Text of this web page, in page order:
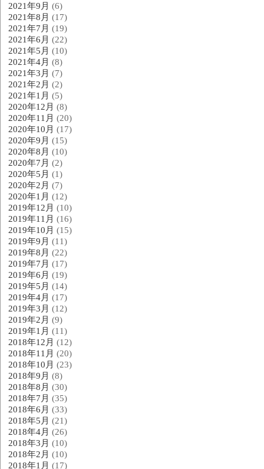
2021年9月 (6)
2021年8月 (17)
2021年7月 (19)
2021年6月 (22)
2021年5月 (10)
2021年4月 (8)
2021年3月 (7)
2021年2月 (2)
2021年1月 (5)
2020年12月 (8)
2020年11月 (20)
2020年10月 (17)
2020年9月 (15)
2020年8月 (10)
2020年7月 (2)
2020年5月 (1)
2020年2月 (7)
2020年1月 (12)
2019年12月 (10)
2019年11月 (16)
2019年10月 (15)
2019年9月 (11)
2019年8月 (22)
2019年7月 (17)
2019年6月 (19)
2019年5月 (14)
2019年4月 (17)
2019年3月 (12)
2019年2月 (9)
2019年1月 (11)
2018年12月 (12)
2018年11月 (20)
2018年10月 (23)
2018年9月 (8)
2018年8月 (30)
2018年7月 (35)
2018年6月 (33)
2018年5月 (21)
2018年4月 (26)
2018年3月 (10)
2018年2月 (10)
2018年1月 (17)